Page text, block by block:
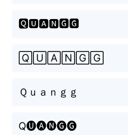
🆀🆄🅰🅽🅶🅶
🅀🅄🄰🄽🄶🄶
Ｑｕａｎｇｇ
Q🅤🅐🅝🅖🅖